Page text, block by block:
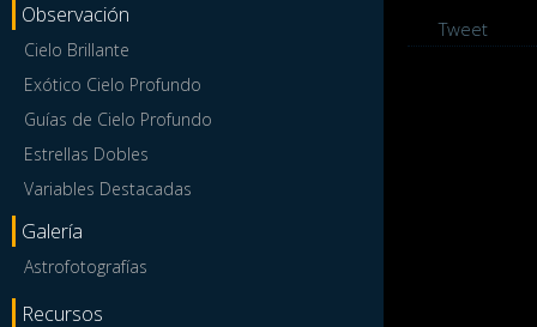
Observación
Cielo Brillante
Exótico Cielo Profundo
Guías de Cielo Profundo
Estrellas Dobles
Variables Destacadas
Galería
Astrofotografías
Recursos
Tweet